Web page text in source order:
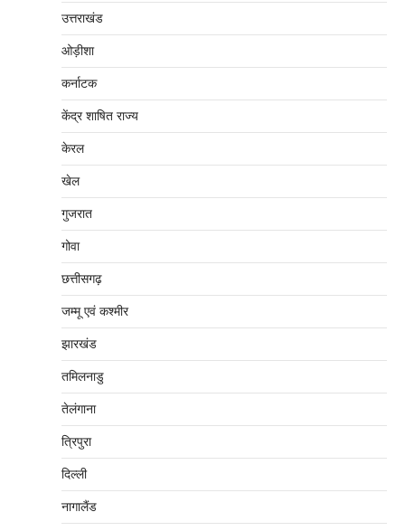
उत्तराखंड
ओड़ीशा
कर्नाटक
केंद्र शाषित राज्य
केरल
खेल
गुजरात
गोवा
छत्तीसगढ़
जम्‍मू एवं कश्‍मीर
झारखंड
तमिलनाडु
तेलंगाना
त्रिपुरा
दिल्‍ली
नागालैंड